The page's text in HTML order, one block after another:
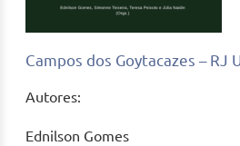
Campos dos Goytacazes – RJ
Autores:
Ednilson Gomes